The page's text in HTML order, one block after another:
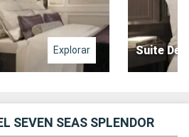
Explorar Suite
SEVEN SEAS SPLENDOR